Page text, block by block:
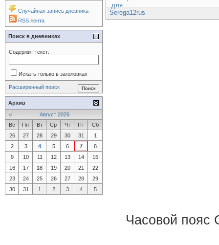
Случайная запись дневника
RSS лента
Поиск в дневниках
Содержит текст:
Искать только в заголовках
Расширенный поиск
Архив
<
Август 2026
Вс
Пн Вт Ср Чт Пт
Сб
26
27 28 29 30 31
1
2
3 4 5 6 7
8
9
10 11 12 13 14
15
16
17 18 19 20 21
22
23
24 25 26 27 28
29
30
31 1 2 3 4 5
Часовой пояс